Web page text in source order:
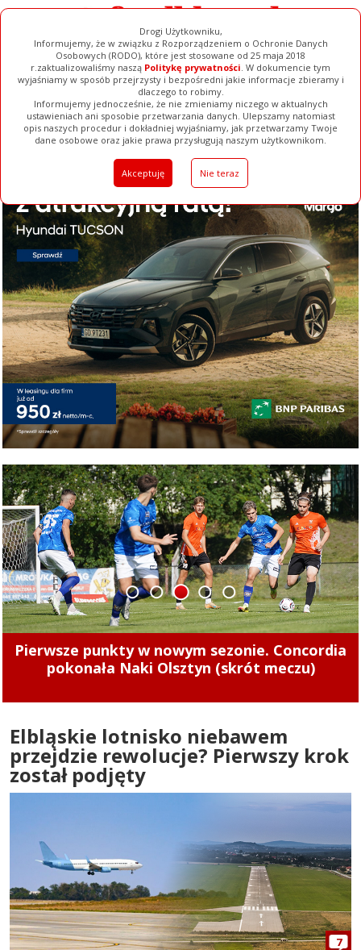
Drogi Użytkowniku,
Informujemy, że w związku z Rozporządzeniem o Ochronie Danych
Osobowych (RODO), które jest stosowane od 25 maja 2018
r.zaktualizowaliśmy naszą Politykę prywatności. W dokumencie tym
wyjaśniamy w sposób przejrzysty i bezpośredni jakie informacje zbieramy i
dlaczego to robimy.
Informujemy jednocześnie, że nie zmieniamy niczego w aktualnych
ustawieniach ani sposobie przetwarzania danych. Ulepszamy natomiast
opis naszych procedur i dokładniej wyjaśniamy, jak przetwarzamy Twoje
dane osobowe oraz jakie prawa przysługują naszym użytkownikom.
Akceptuję Nie teraz
Ogłoszenia Filmy Galerie Baza Firm Pełna Wersja
Pierwsze punkty w nowym sezonie. Concordia
pokonała Naki Olsztyn (skrót meczu)
1 2 3 4 5
Elbląskie lotnisko niebawem
przejdzie rewolucje? Pierwszy krok
został podjęty
7